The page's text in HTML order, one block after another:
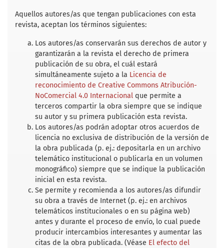
b
o
o
t
e
r
l
s
A
p
e
Aquellos autores/as que tengan publicaciones con esta
revista, aceptan los términos siguientes:
Los autores/as conservarán sus derechos de autor y
garantizarán a la revista el derecho de primera
publicación de su obra, el cuál estará
simultáneamente sujeto a la Licencia de
reconocimiento de Creative Commons Atribución-
NoComercial 4.0 Internacional que permite a
terceros compartir la obra siempre que se indique
su autor y su primera publicación esta revista.
Los autores/as podrán adoptar otros acuerdos de
licencia no exclusiva de distribución de la versión de
la obra publicada (p. ej.: depositarla en un archivo
telemático institucional o publicarla en un volumen
monográfico) siempre que se indique la publicación
inicial en esta revista.
Se permite y recomienda a los autores/as difundir
su obra a través de Internet (p. ej.: en archivos
telemáticos institucionales o en su página web)
antes y durante el proceso de envío, lo cual puede
producir intercambios interesantes y aumentar las
citas de la obra publicada. (Véase El efecto del